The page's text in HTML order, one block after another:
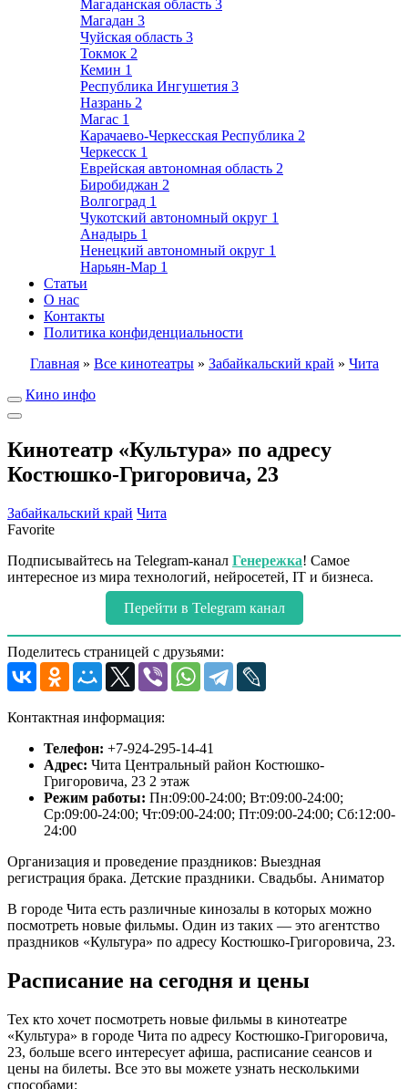
Магаданская область 3
Магадан 3
Чуйская область 3
Токмок 2
Кемин 1
Республика Ингушетия 3
Назрань 2
Магас 1
Карачаево-Черкесская Республика 2
Черкесск 1
Еврейская автономная область 2
Биробиджан 2
Волгоград 1
Чукотский автономный округ 1
Анадырь 1
Ненецкий автономный округ 1
Нарьян-Мар 1
Статьи
О нас
Контакты
Политика конфиденциальности
Главная » Все кинотеатры » Забайкальский край » Чита
Кино инфо
Кинотеатр «Культура» по адресу
Костюшко-Григоровича, 23
Забайкальский край Чита
Favorite
Подписывайтесь на Telegram-канал Генережка! Самое
интересное из мира технологий, нейросетей, IT и бизнеса.
Перейти в Telegram канал
Поделитесь страницей с друзьями:
Контактная информация:
Телефон: +7-924-295-14-41
Адрес: Чита Центральный район Костюшко-
Григоровича, 23 2 этаж
Режим работы: Пн:09:00-24:00; Вт:09:00-24:00;
Ср:09:00-24:00; Чт:09:00-24:00; Пт:09:00-24:00; Сб:12:00-
24:00
Организация и проведение праздников: Выездная
регистрация брака. Детские праздники. Свадьбы. Аниматор
В городе Чита есть различные кинозалы в которых можно
посмотреть новые фильмы. Один из таких — это агентство
праздников «Культура» по адресу Костюшко-Григоровича, 23.
Расписание на сегодня и цены
Тех кто хочет посмотреть новые фильмы в кинотеатре
«Культура» в городе Чита по адресу Костюшко-Григоровича,
23, больше всего интересует афиша, расписание сеансов и
цены на билеты. Все это вы можете узнать несколькими
способами: